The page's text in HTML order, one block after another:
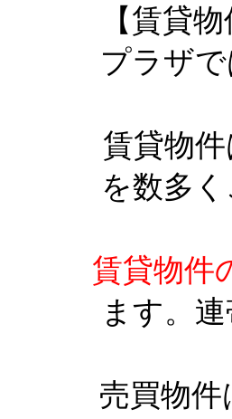
【賃貸
プラザ
賃貸物件
を数多
賃貸物件
ます。
売買物